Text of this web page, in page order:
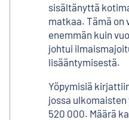
sisältänyttä
matkaa. Tämä on
enemmän kuin
johtui
lisääntymisestä.
Yöpymisiä
jossa ulkomaisten
520 000. Määrä